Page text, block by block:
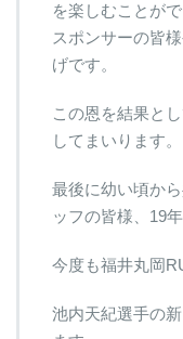
を楽しむことが
スポンサーの皆
げです。
この恩を結果と
してまいります。
最後に幼い頃か
ッフの皆様、19
今度も福井丸岡
池内天紀選手の